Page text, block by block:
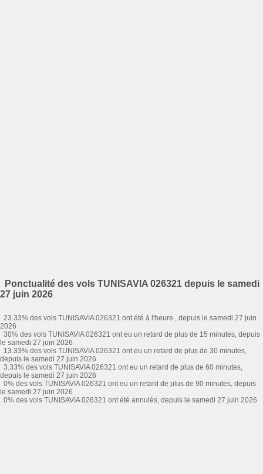
Ponctualité des vols TUNISAVIA 026321 depuis le samedi
27 juin 2026
23.33% des vols TUNISAVIA 026321 ont été à l'heure , depuis le samedi 27 juin
2026
30% des vols TUNISAVIA 026321 ont eu un retard de plus de 15 minutes, depuis
le samedi 27 juin 2026
13.33% des vols TUNISAVIA 026321 ont eu un retard de plus de 30 minutes,
depuis le samedi 27 juin 2026
3.33% des vols TUNISAVIA 026321 ont eu un retard de plus de 60 minutes,
depuis le samedi 27 juin 2026
0% des vols TUNISAVIA 026321 ont eu un retard de plus de 90 minutes, depuis
le samedi 27 juin 2026
0% des vols TUNISAVIA 026321 ont été annulés, depuis le samedi 27 juin 2026